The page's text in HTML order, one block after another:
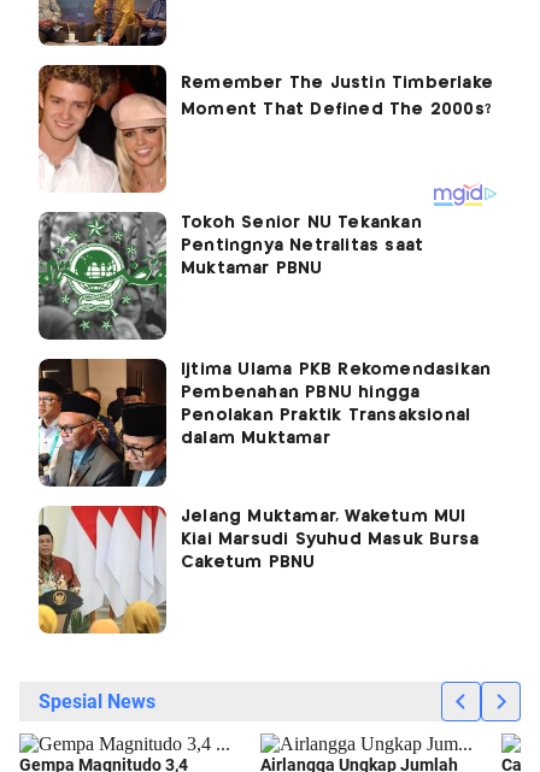
Tokoh Senior NU Tekankan
Pentingnya Netralitas saat
Muktamar PBNU
Ijtima Ulama PKB Rekomendasikan
Pembenahan PBNU hingga
Penolakan Praktik Transaksional
dalam Muktamar
Jelang Muktamar, Waketum MUI
Kiai Marsudi Syuhud Masuk Bursa
Caketum PBNU